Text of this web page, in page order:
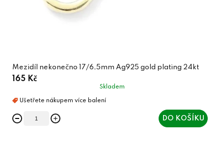
Mezidíl nekonečno 17/6,5mm Ag925 gold plating 24kt
165 Kč
Skladem
DO KOŠÍKU